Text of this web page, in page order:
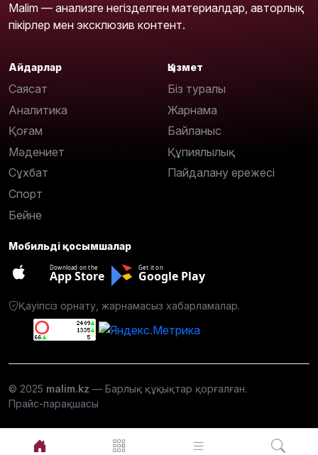
Malim — анализге негізделген материалдар, авторлық
пікірлер мен эксклюзив контент.
Айдарлар
Саясат
Аналитика
Қоғам
Мәдениет
Сұхбат
Спорт
Бейне
Қызмет
Біз туралы
Жарнама
Байланыс
Құпиялылық
Пайдалану ережесі
Мобильді қосымшалар
Download on the
App Store
Get it on
Google Play
Қауіпсіз орнату, жарнамасыз хабарламалар.
© 2025 malim.kz — Барлық құқықтар қорғалған.
Прайс-парақшасы